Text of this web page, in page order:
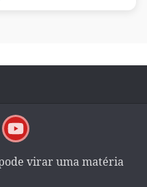
virar uma matéria